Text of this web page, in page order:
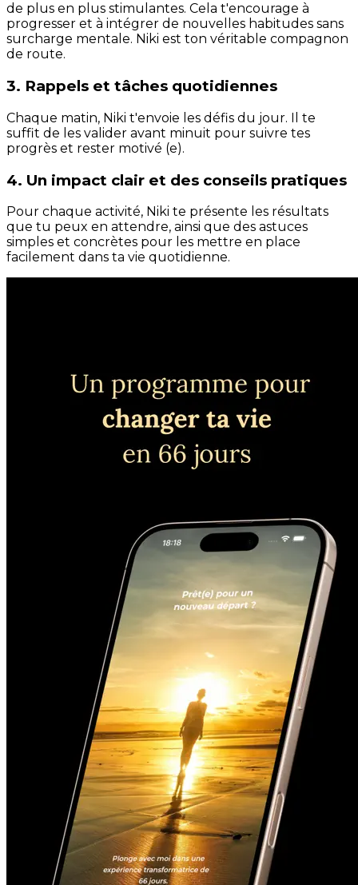
de plus en plus stimulantes. Cela t'encourage à
progresser et à intégrer de nouvelles habitudes sans
surcharge mentale. Niki est ton véritable compagnon
de route.
3. Rappels et tâches quotidiennes
Chaque matin, Niki t'envoie les défis du jour. Il te
suffit de les valider avant minuit pour suivre tes
progrès et rester motivé (e).
4. Un impact clair et des conseils pratiques
Pour chaque activité, Niki te présente les résultats
que tu peux en attendre, ainsi que des astuces
simples et concrètes pour les mettre en place
facilement dans ta vie quotidienne.